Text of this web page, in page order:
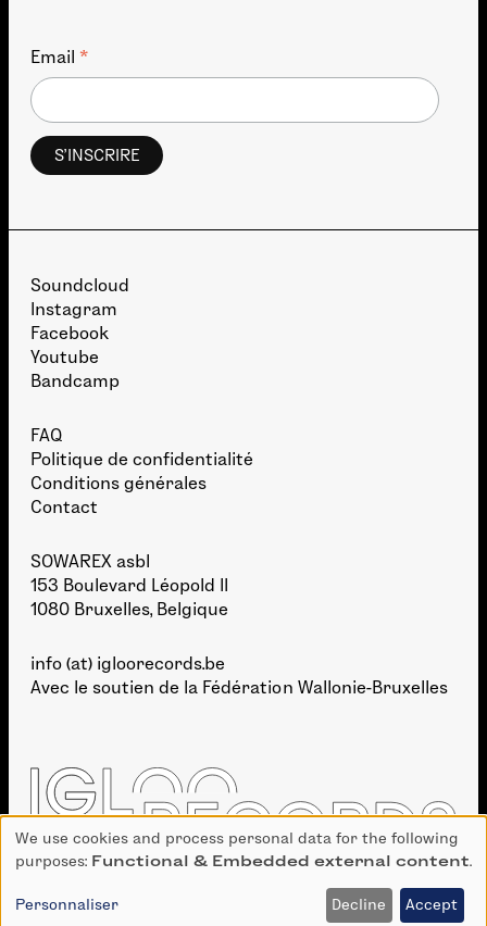
Email *
Soundcloud
Instagram
Facebook
Youtube
Bandcamp
FAQ
Politique de confidentialité
Conditions générales
Contact
SOWAREX asbl
153 Boulevard Léopold II
1080 Bruxelles, Belgique
info (at) igloorecords.be
Avec le soutien de la Fédération Wallonie-Bruxelles
DÉVELOPPEMENT : TAKE SHAPE STUDIO
Use
of
We use cookies and process personal data for the following
purposes: Functional & Embedded external content.
Personnaliser Decline Accept